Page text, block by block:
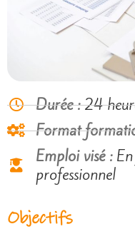
Durée :24
Format
Emploi visé :
professionnel
Objectifs